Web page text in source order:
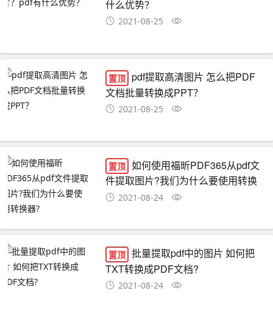
什么优势？
2021-08-25
置顶 pdf提取高清图片 怎么把PDF
文档批量转换成PPT？
2021-08-25
置顶 如何使用福昕PDF365从pdf文
件提取图片?我们为什么要使用转换
器?2021-08-24
置顶 批量提取pdf中的图片 如何把
TXT转换成PDF文档?
2021-08-24